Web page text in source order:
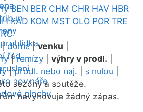
řád
novináře
plochy
BEN BER CHM CHR HAV HBR
KAD KOM MST OLO POR TRE
|doma|venku
|remízy výhry v prodl.
|prodl. nebo náj. s nulou
sezóny a soutěže.
nevyhovuje žádný zápas.